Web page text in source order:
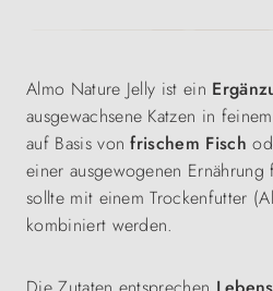
Almo Nature Jelly ist ein
ausgewachsene Katzen in feinem
auf Basis vonfrischem Fisch
einer ausgewogenen Ernährung
sollte mit einem Trockenfutter
kombiniert werden.